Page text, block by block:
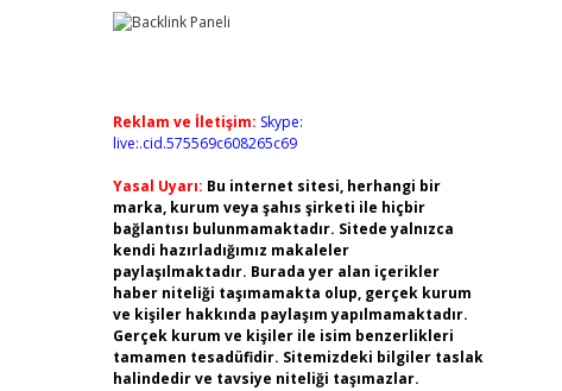
Reklam ve İletişim: Skype:
live:.cid.575569c608265c69
Yasal Uyarı: Bu internet sitesi, herhangi bir
marka, kurum veya şahıs şirketi ile hiçbir
bağlantısı bulunmamaktadır. Sitede yalnızca
kendi hazırladığımız makaleler
paylaşılmaktadır. Burada yer alan içerikler
haber niteliği taşımamakta olup, gerçek kurum
ve kişiler hakkında paylaşım yapılmamaktadır.
Gerçek kurum ve kişiler ile isim benzerlikleri
tamamen tesadüfidir. Sitemizdeki bilgiler taslak
halindedir ve tavsiye niteliği taşımazlar.